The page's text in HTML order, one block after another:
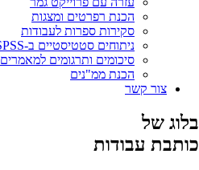
הכנת רפרטים ומצגות
סקירות ספרות לעבודות
ניתוחים סטטיסטיים ב-SPSS
סיכומים ותרגומים למאמרים
הכנת ממ"נים
צור קשר
בלוג של
כותבת עבודות